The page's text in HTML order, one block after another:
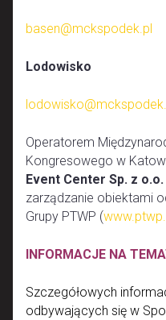
basen@mckspodek.pl
Lodowisko
Operatorem
Kongresowego w
Event Center Sp. z o.o.
zarządzanie obiektami
Grupy PTWP (
INFORMACJE NA
Szczegółowych
odbywających się w